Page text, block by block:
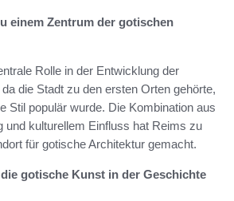
einem Zentrum der gotischen
Rolle in der Entwicklung der
die Stadt zu den ersten Orten gehörte,
Stil populär wurde. Die Kombination aus
und kulturellem Einfluss hat Reims zu
für gotische Architektur gemacht.
gotische Kunst in der Geschichte